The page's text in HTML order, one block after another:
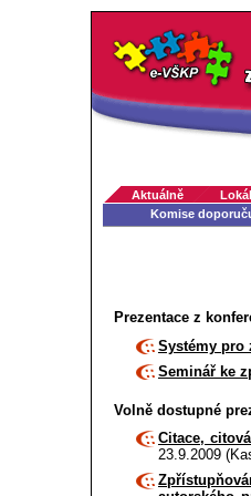
Aktuálně
Komise
Prezentace z
Systémy pro
Seminář ke
Volně dostupné
Citace,
23.9.2009